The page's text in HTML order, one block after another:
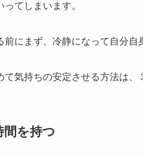
てしまいます。
前にまず、冷静になって自分
て気持ちの安定させる方法は、
間を持つ